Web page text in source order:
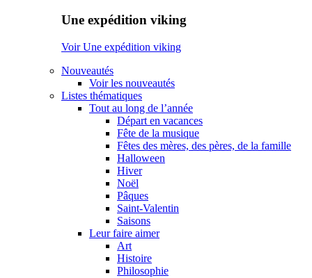
Une expédition viking
Voir Une expédition viking
Nouveautés
Voir les nouveautés
Listes thématiques
Tout au long de l’année
Départ en vacances
Fête de la musique
Fêtes des mères, des pères, de la famille
Halloween
Hiver
Noël
Pâques
Saint-Valentin
Saisons
Leur faire aimer
Art
Histoire
Philosophie